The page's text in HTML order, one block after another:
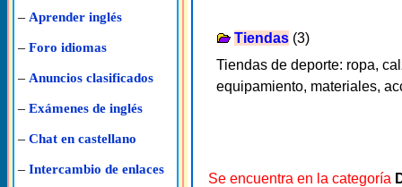
– Aprender inglés
– Foro idiomas
– Anuncios clasificados
– Exámenes de inglés
– Chat en castellano
– Intercambio de enlaces
Tiendas (3)
Tiendas de deporte: ropa,
equipamiento, materiales,
Se encuentra en la categoría